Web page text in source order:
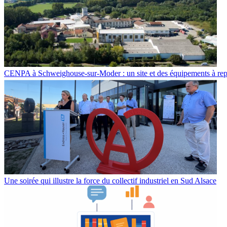
CENPA à Schweighouse-sur-Moder : un site et des équipements à
Une soirée qui illustre la force du collectif industriel en Sud Alsace